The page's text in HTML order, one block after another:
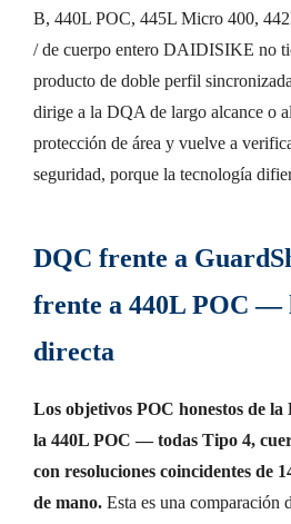
B, 440L POC, 445L Micro 400,
/ de cuerpo entero DAIDISIKE no
producto de doble perfil
dirige a la DQA de largo alcance o
protección de área y vuelve a
seguridad, porque la tecnología
DQC frente a
frente a 440L POC —
directa
Los objetivos POC honestos de
la 440L POC — todas Tipo 4,
con resoluciones coincidentes de
de mano. Esta es una